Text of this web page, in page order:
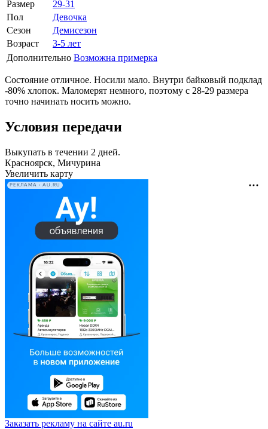
Размер
29-31
Пол
Девочка
Сезон
Демисезон
Возраст
3-5 лет
Дополнительно Возможна примерка
Состояние отличное. Носили мало. Внутри байковый подклад
-80% хлопок. Маломерят немного, поэтому с 28-29 размера
точно начинать носить можно.
Условия передачи
Выкупать в течении 2 дней.
Красноярск, Мичурина
Увеличить карту
РЕКЛАМА • AU.RU
Заказать рекламу на сайте au.ru